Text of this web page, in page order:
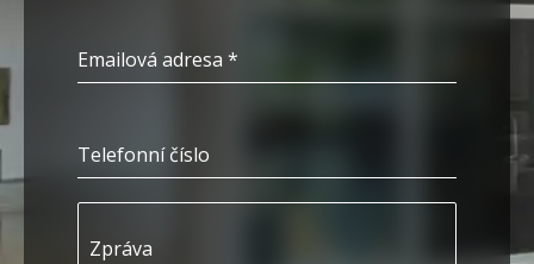
Emailová adresa *
Telefonní číslo
Zpráva